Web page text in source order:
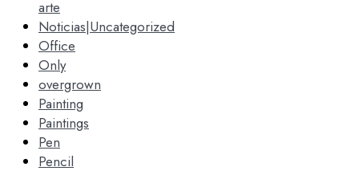
arte
Noticias|Uncategorized
Office
Only
overgrown
Painting
Paintings
Pen
Pencil